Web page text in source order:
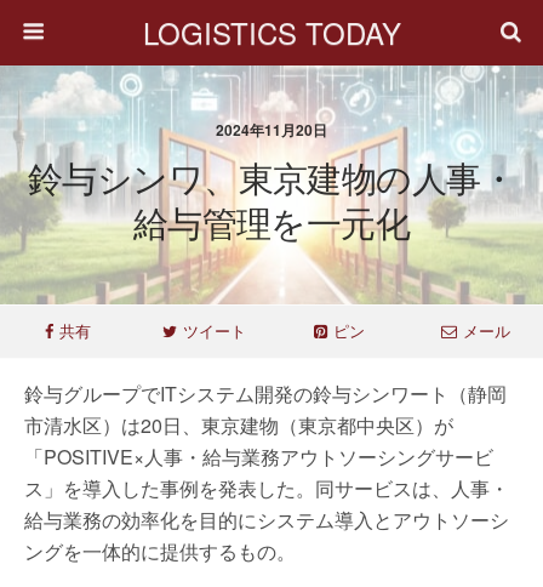
LOGISTICS TODAY
2024年11月20日
鈴与シンワ、東京建物の人事・
給与管理を一元化
共有 ツイート ピン メール
鈴与グループでITシステム開発の鈴与シンワート（静岡
市清水区）は20日、東京建物（東京都中央区）が
「POSITIVE×人事・給与業務アウトソーシングサービ
ス」を導入した事例を発表した。同サービスは、人事・
給与業務の効率化を目的にシステム導入とアウトソーシ
ングを一体的に提供するもの。